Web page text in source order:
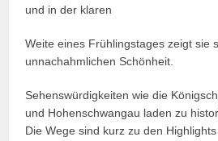
und in der klaren
Weite eines Frühlingstages zeigt sie
unnachahmlichen Schönheit.
Sehenswürdigkeiten wie die
und Hohenschwangau laden zu
Die Wege sind kurz zu den